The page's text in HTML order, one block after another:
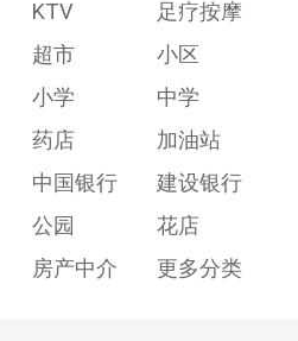
KTV
足疗按摩
超市
小区
小学
中学
药店
加油站
中国银行
建设银行
公园
花店
房产中介 更多分类